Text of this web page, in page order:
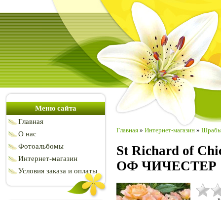
Меню сайта
Главная
О нас
Фотоальбомы
Интернет-магазин
Условия заказа и оплаты
Главная » Интернет-магазин »
St Richard of
ОФ ЧИЧЕСТЕР